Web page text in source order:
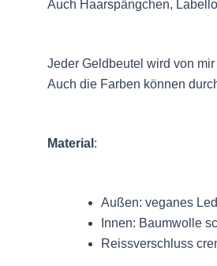
Auch Haarspängchen,
Jeder Geldbeutel wird von
Auch die Farben können
Material :
Außen: veganes
Innen: Baumwolle
Reissverschluss